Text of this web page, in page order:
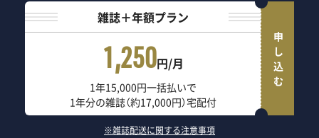
雑誌＋年額プラン
1,250円/月
1年15,000円一括払いで
1年分の雑誌（約17,000円）宅配付
申し込む
※雑誌配送に関する注意事項